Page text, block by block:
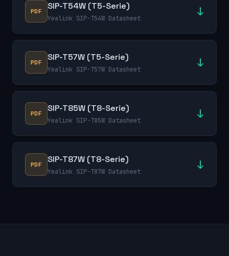
PDF SIP-T54W (T5-Serie)
Yealink SIP-T54W Datasheet ↓
PDF SIP-T57W (T5-Serie)
Yealink SIP-T57W Datasheet ↓
PDF SIP-T85W (T8-Serie)
Yealink SIP-T85W Datasheet ↓
PDF SIP-T87W (T8-Serie)
Yealink SIP-T87W Datasheet ↓